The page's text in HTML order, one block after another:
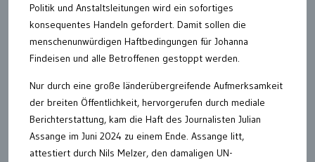
Politik und Anstaltsleitungen wird ein sofortiges
konsequentes Handeln gefordert. Damit sollen die
menschenunwürdigen Haftbedingungen für Johanna
Findeisen und alle Betroffenen gestoppt werden.
Nur durch eine große länderübergreifende Aufmerksamkeit
der breiten Öffentlichkeit, hervorgerufen durch mediale
Berichterstattung, kam die Haft des Journalisten Julian
Assange im Juni 2024 zu einem Ende. Assange litt,
attestiert durch Nils Melzer, den damaligen UN-